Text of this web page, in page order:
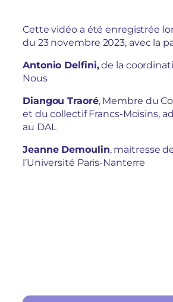
Cette vidéo a été enregistrée
du 23 novembre 2023, avec la
Antonio Delfini,de la
Nous
Diangou Traoré, Membre du
et du collectif Francs-Moisins,
au DAL
Jeanne Demoulin, maitresse
l’Université Paris-Nanterre